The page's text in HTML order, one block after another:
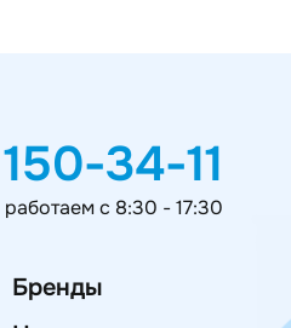
34-11
работаем с 8:30 - 17:30
Бренды